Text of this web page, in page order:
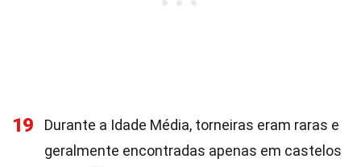
19
Durante a Idade Média, torneiras eram raras e
geralmente encontradas apenas em castelos